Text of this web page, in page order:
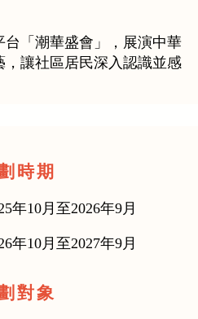
「潮華盛會」，展演中華
讓社區居民深入認識並感
時 期
年10月至2026年9月
年10月至2027年9月
對 象